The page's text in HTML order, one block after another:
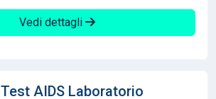
Vedi dettagli
Test AIDS Laboratorio